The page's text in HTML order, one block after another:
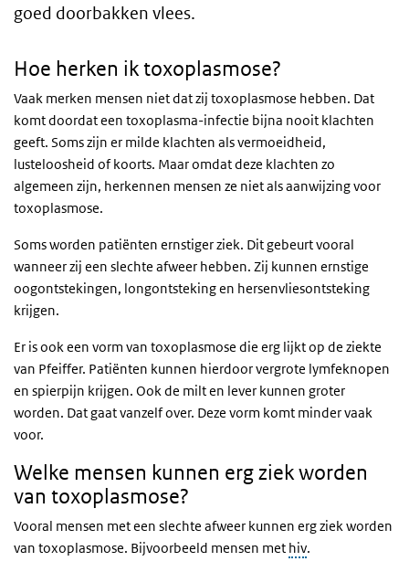
goed doorbakken vlees.
Hoe herken ik toxoplasmose?
Vaak merken mensen niet dat zij toxoplasmose hebben. Dat
komt doordat een toxoplasma-infectie bijna nooit klachten
geeft. Soms zijn er milde klachten als vermoeidheid,
lusteloosheid of koorts. Maar omdat deze klachten zo
algemeen zijn, herkennen mensen ze niet als aanwijzing voor
toxoplasmose.
Soms worden patiënten ernstiger ziek. Dit gebeurt vooral
wanneer zij een slechte afweer hebben. Zij kunnen ernstige
oogontstekingen, longontsteking en hersenvliesontsteking
krijgen.
Er is ook een vorm van toxoplasmose die erg lijkt op de ziekte
van Pfeiffer. Patiënten kunnen hierdoor vergrote lymfeknopen
en spierpijn krijgen. Ook de milt en lever kunnen groter
worden. Dat gaat vanzelf over. Deze vorm komt minder vaak
voor.
Welke mensen kunnen erg ziek worden
van toxoplasmose?
Vooral mensen met een slechte afweer kunnen erg ziek worden
van toxoplasmose. Bijvoorbeeld mensen met hiv.